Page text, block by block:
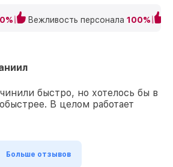
Вежливость персонала 100%
быстро, но хотелось бы в
В целом работает
Больше отзывов